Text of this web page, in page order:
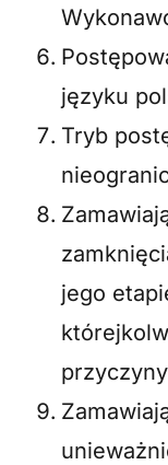
języku
Tryb
jego